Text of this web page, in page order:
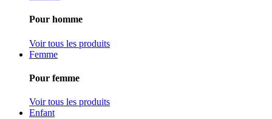
Pour homme
Voir tous les produits
Femme
Pour femme
Voir tous les produits
Enfant